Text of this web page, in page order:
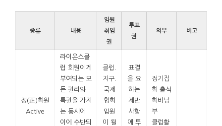
종류 내용
임원
취임
권
투표
권
의무 비고
정(正)회원
Active
라이온스클
럽 회원에게
부여되는 모
든 권리와
특권을 가지
는 동시에
이에 수반되
클럽.
지구.
국제
협회
임원
이 될
표결
을 요
하는
제반
사항
에 투
정기집
회 출석
회비납
부
클럽활